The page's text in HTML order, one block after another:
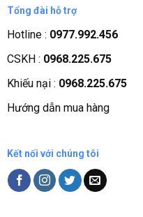
Giới thiệu công ty
Tầm nhìn sứ mệnh
Quá trình phát triển
Các chứng nhận
Liên hệ, góp ý
Tổng đài hỗ trợ
Hotline : 0977.992.456
CSKH : 0968.225.675
Khiếu nại : 0968.225.675
Hướng dẫn mua hàng
Kết nối với chúng tôi